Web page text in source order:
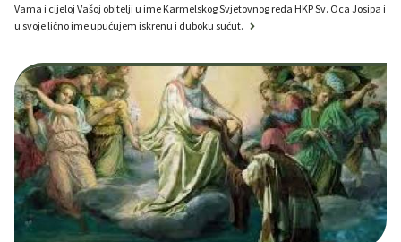
Vama i cijeloj Vašoj obitelji u ime Karmelskog Svjetovnog reda HKP Sv. Oca Josipa i
u svoje lično ime upućujem iskrenu i duboku sućut.